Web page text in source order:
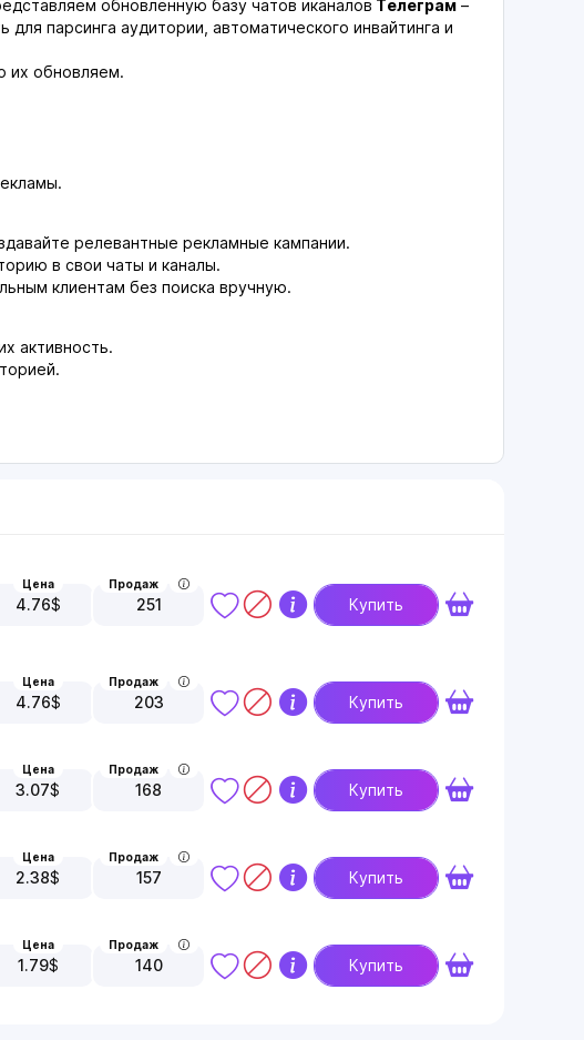
обновлённую базу чатов иканалов Телеграм –
парсинга аудитории, автоматического инвайтинга и
их обновляем.
релевантные рекламные кампании.
в свои чаты и каналы.
клиентам без поиска вручную.
активность.
Цена
4.76$
Продаж
251 Купить
Цена
4.76$
Продаж
203 Купить
Цена
3.07$
Продаж
168 Купить
Цена
2.38$
Продаж
157 Купить
Цена
1.79$
Продаж
140 Купить